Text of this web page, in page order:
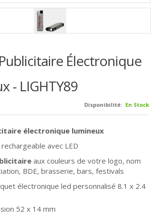
Électronique
- LIGHTY89
Disponibilité: En Stock
électronique lumineux
avec LED
aux couleurs de votre logo, nom
BDE, brasserie, bars, festivals
électronique led personnalisé 8.1 x 2.4
52 x 14 mm